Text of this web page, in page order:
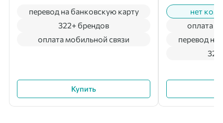
оплата мобильной связи
перевод на банковскую карту
322+ брендов
Купить
нет
оплата
перевод на